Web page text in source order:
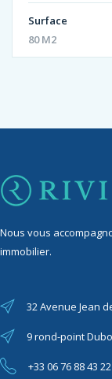
Surface
80 M2
Nous vous
immobilier.
32 Avenue Jean
9 rond-point
+33 06 76 88 43 22